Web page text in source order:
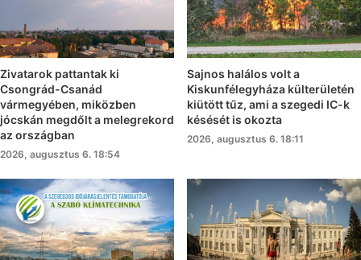
Zivatarok pattantak ki
Csongrád-Csanád
vármegyében, miközben
jócskán megdőlt a melegrekord
az országban
2026, augusztus 6. 18:54
Sajnos halálos volt a
Kiskunfélegyháza külterületén
kiütött tűz, ami a szegedi IC-k
késését is okozta
2026, augusztus 6. 18:11